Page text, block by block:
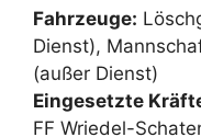
Fahrzeuge:
Dienst),
(außer Dienst)
Eingesetzte
FF Wriedel-